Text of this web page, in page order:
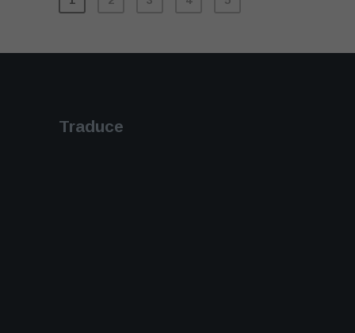
Traduce